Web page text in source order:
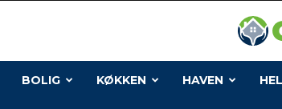
Os
med
Hus
BOLIG KØKKEN HAVEN